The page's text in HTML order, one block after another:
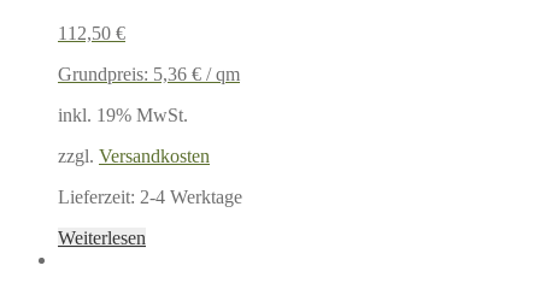
112,50 €
Grundpreis: 5,36 € /qm
inkl. 19% MwSt.
zzgl. Versandkosten
Lieferzeit: 2-4 Werktage
Weiterlesen